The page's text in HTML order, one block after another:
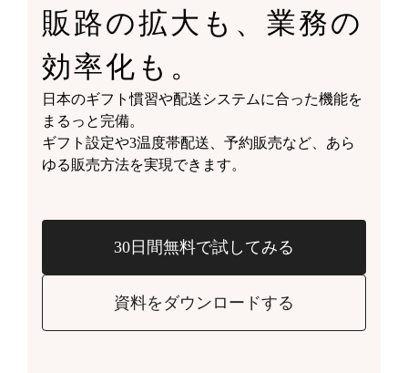
販路の拡大も、業務の
効率化も。
日本のギフト慣習や配送システムに合った機能を
まるっと完備。
ギフト設定や3温度帯配送、予約販売など、 あら
ゆる販売方法を実現できます。
30日間無料で試してみる
資料をダウンロードする